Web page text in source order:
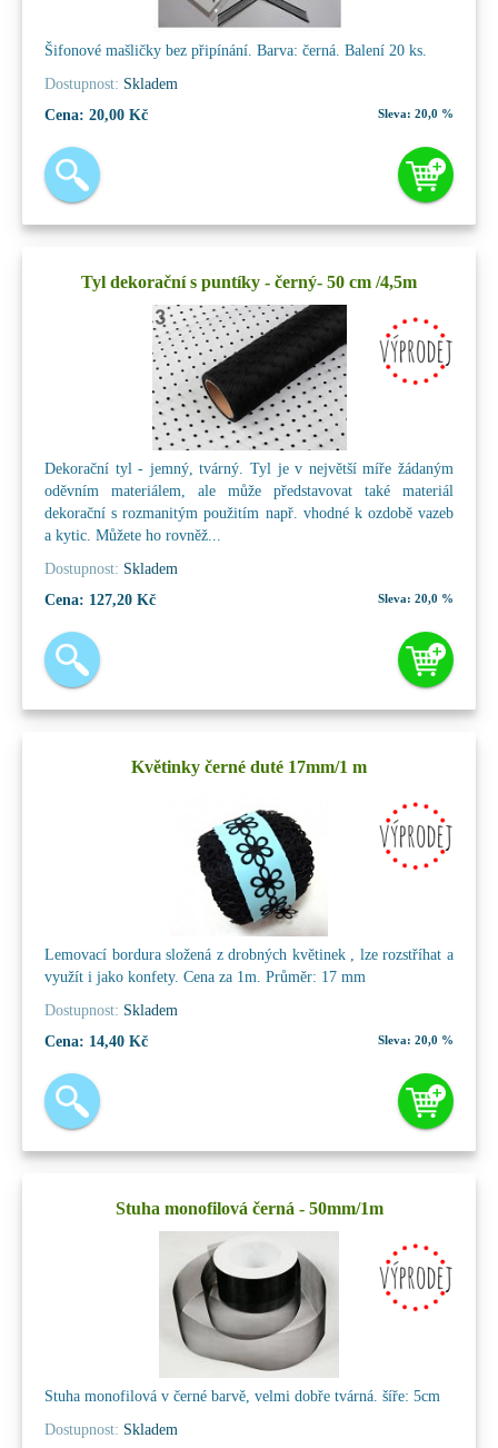
Šifonové mašličky bez připínání. Barva: černá. Balení 20 ks.
Dostupnost: Skladem
Cena: 20,00 Kč Sleva: 20,0 %
Tyl dekorační s puntíky - černý- 50 cm /4,5m
Dekorační tyl - jemný, tvárný. Tyl je v největší míře žádaným
oděvním materiálem, ale může představovat také materiál
dekorační s rozmanitým použitím např. vhodné k ozdobě vazeb
a kytic. Můžete ho rovněž...
Dostupnost: Skladem
Cena: 127,20 Kč Sleva: 20,0 %
Květinky černé duté 17mm/1 m
Lemovací bordura složená z drobných květinek , lze rozstříhat a
využít i jako konfety. Cena za 1m. Průměr: 17 mm
Dostupnost: Skladem
Cena: 14,40 Kč Sleva: 20,0 %
Stuha monofilová černá - 50mm/1m
Stuha monofilová v černé barvě, velmi dobře tvárná. šíře: 5cm
Dostupnost: Skladem